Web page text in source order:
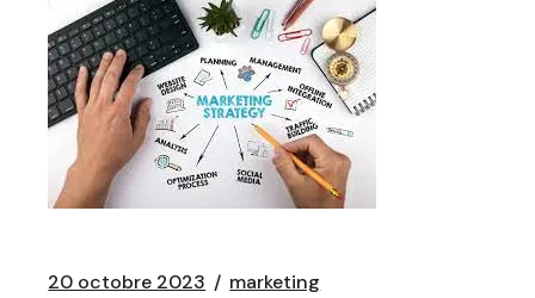
20 octobre 2023 marketing